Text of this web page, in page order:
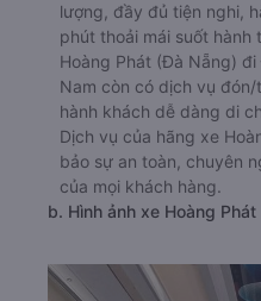
lượng, đầy đủ tiện nghi,
phút thoải mái suốt hành
Hoàng Phát (Đà Nẵng)
Nam còn có dịch vụ
hành khách dễ dàng di
Dịch vụ của hãng xe
bảo sự an toàn, chuyên
của mọi khách hàng.
b. Hình ảnh xe Hoàng